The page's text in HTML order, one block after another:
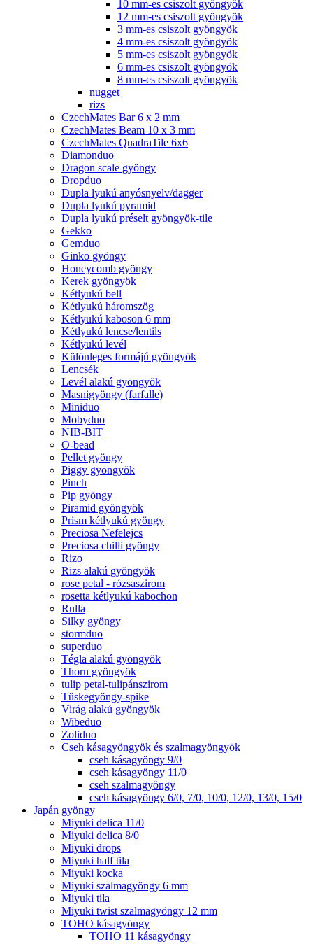
10 mm-es csiszolt gyöngyök
12 mm-es csiszolt gyöngyök
3 mm-es csiszolt gyöngyök
4 mm-es csiszolt gyöngyök
5 mm-es csiszolt gyöngyök
6 mm-es csiszolt gyöngyök
8 mm-es csiszolt gyöngyök
nugget
rizs
CzechMates Bar 6 x 2 mm
CzechMates Beam 10 x 3 mm
CzechMates QuadraTile 6x6
Diamonduo
Dragon scale gyöngy
Dropduo
Dupla lyukú anyósnyelv/dagger
Dupla lyukú pyramid
Dupla lyukú préselt gyöngyök-tile
Gekko
Gemduo
Ginko gyöngy
Honeycomb gyöngy
Kerek gyöngyök
Kétlyukú bell
Kétlyukú háromszög
Kétlyukú kaboson 6 mm
Kétlyukú lencse/lentils
Kétlyukú levél
Különleges formájú gyöngyök
Lencsék
Levél alakú gyöngyök
Masnigyöngy (farfalle)
Miniduo
Mobyduo
NIB-BIT
O-bead
Pellet gyöngy
Piggy gyöngyök
Pinch
Pip gyöngy
Piramid gyöngyök
Prism kétlyukú gyöngy
Preciosa Nefelejcs
Preciosa chilli gyöngy
Rizo
Rizs alakú gyöngyök
rose petal - rózsaszirom
rosetta kétlyukú kabochon
Rulla
Silky gyöngy
stormduo
superduo
Tégla alakú gyöngyök
Thorn gyöngyök
tulip petal-tulipánszirom
Tüskegyöngy-spike
Virág alakú gyöngyök
Wibeduo
Zoliduo
Cseh kásagyöngyök és szalmagyöngyök
cseh kásagyöngy 9/0
cseh kásagyöngy 11/0
cseh szalmagyöngy
cseh kásagyöngy 6/0, 7/0, 10/0, 12/0, 13/0, 15/0
Japán gyöngy
Miyuki delica 11/0
Miyuki delica 8/0
Miyuki drops
Miyuki half tila
Miyuki kocka
Miyuki szalmagyöngy 6 mm
Miyuki tila
Miyuki twist szalmagyöngy 12 mm
TOHO kásagyöngy
TOHO 11 kásagyöngy